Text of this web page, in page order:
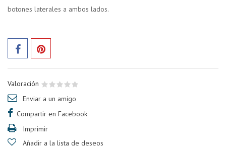
botones laterales a ambos lados.
Valoración
Enviar a un amigo
Compartir en Facebook
Imprimir
Añadir a la lista de deseos